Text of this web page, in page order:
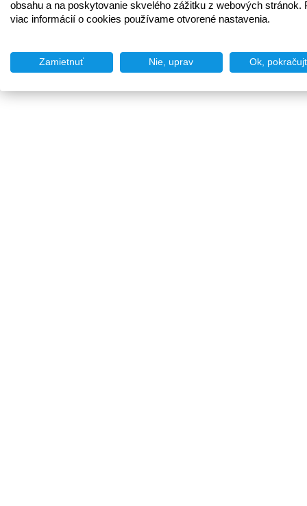
obsahu a na poskytovanie skvelého zážitku z webových stránok.
viac informácií o cookies používame otvorené nastavenia.
Zamietnuť Nie, uprav Ok,